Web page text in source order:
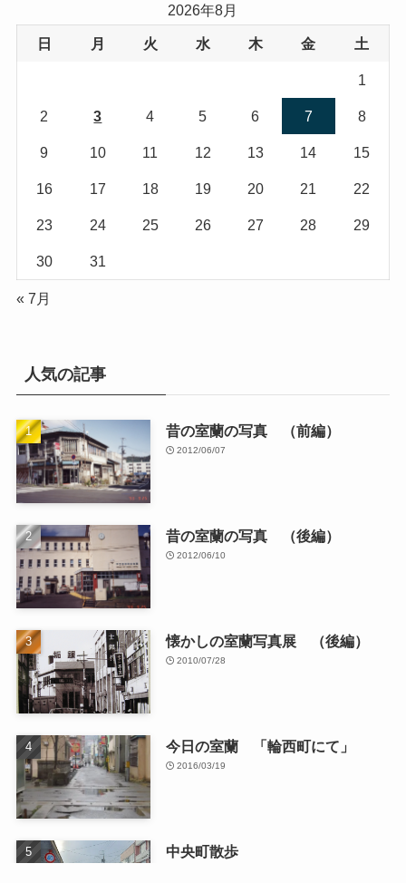
2026年8月
日 月 火 水 木 金 土
1
2 3 4 5 6 7 8
9 10 11 12 13 14 15
16 17 18 19 20 21 22
23 24 25 26 27 28 29
30 31
« 7月
人気の記事
昔の室蘭の写真 （前編）
2012/06/07
昔の室蘭の写真 （後編）
2012/06/10
懐かしの室蘭写真展 （後編）
2010/07/28
今日の室蘭 「輪西町にて」
2016/03/19
中央町散歩